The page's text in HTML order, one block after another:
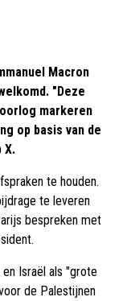
Macron
"Deze
markeren
op basis van de
X.
te houden.
te leveren
bespreken met
Israël als "grote
de Palestijnen